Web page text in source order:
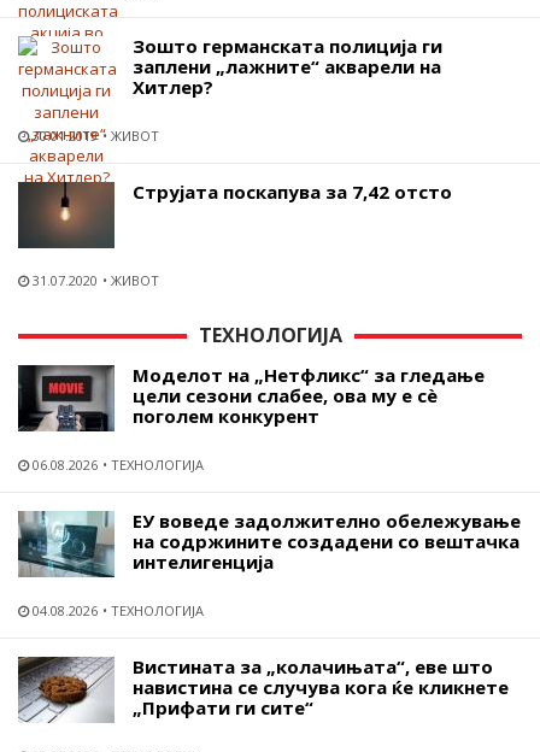
Зошто германската полиција ги
заплени „лажните“ акварели на
Хитлер?
30.01.2019 ЖИВОТ
Струјата поскапува за 7,42 отсто
31.07.2020 ЖИВОТ
ТЕХНОЛОГИЈА
Моделот на „Нетфликс“ за гледање
цели сезони слабее, ова му е сѐ
поголем конкурент
06.08.2026 ТЕХНОЛОГИЈА
ЕУ воведе задолжително обележување
на содржините создадени со вештачка
интелигенција
04.08.2026 ТЕХНОЛОГИЈА
Вистината за „колачињата“, еве што
навистина се случува кога ќе кликнете
„Прифати ги сите“